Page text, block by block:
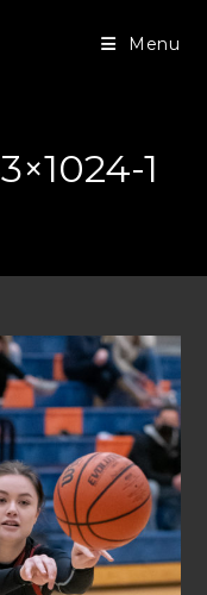
Menu
1